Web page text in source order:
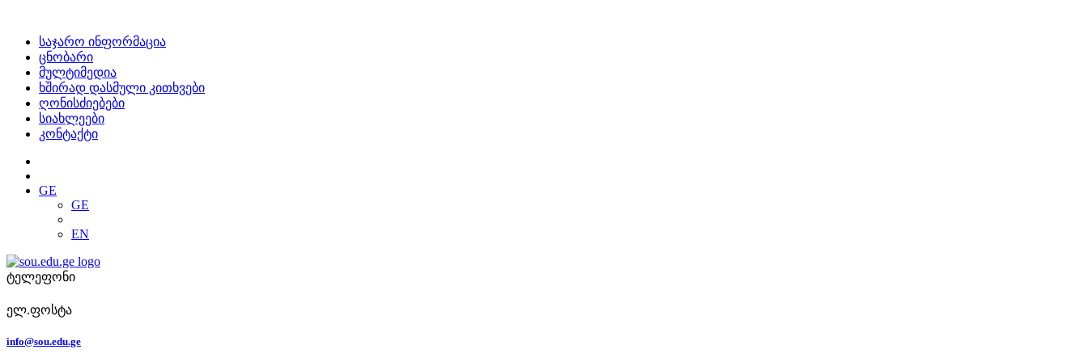
საჯარო ინფორმაცია
ცნობარი
მულტიმედია
ხშირად დასმული კითხვები
ღონისძიებები
სიახლეები
კონტაქტი
GE
GE
EN
ტელეფონი
ელ.ფოსტა
info@sou.edu.ge